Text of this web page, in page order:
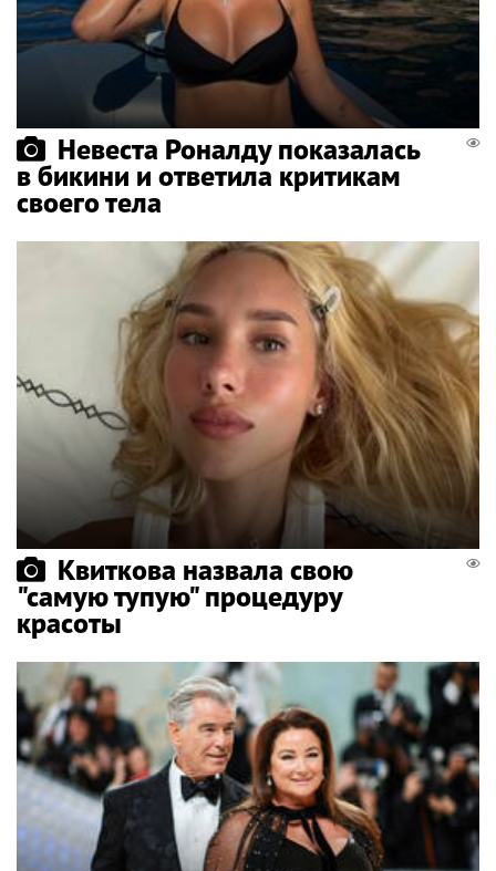
Невеста Роналду показалась
в бикини и ответила критикам
своего тела
Квиткова назвала свою
"самую тупую" процедуру
красоты